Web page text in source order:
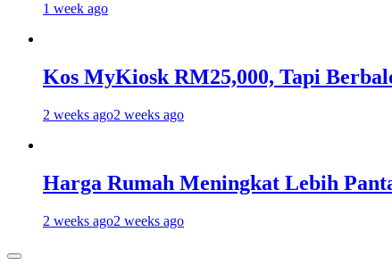
1 week ago
Kos MyKiosk RM25,000, Tapi
2 weeks ago2 weeks ago
Harga Rumah Meningkat Lebih
2 weeks ago2 weeks ago